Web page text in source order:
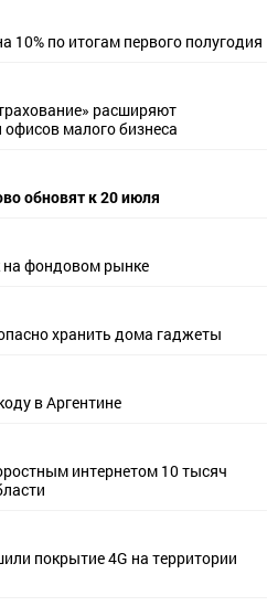
10% по итогам первого полугодия
расширяют
малого бизнеса
обновят к 20 июля
на фондовом рынке
хранить дома гаджеты
в Аргентине
интернетом 10 тысяч
покрытие 4G на территории